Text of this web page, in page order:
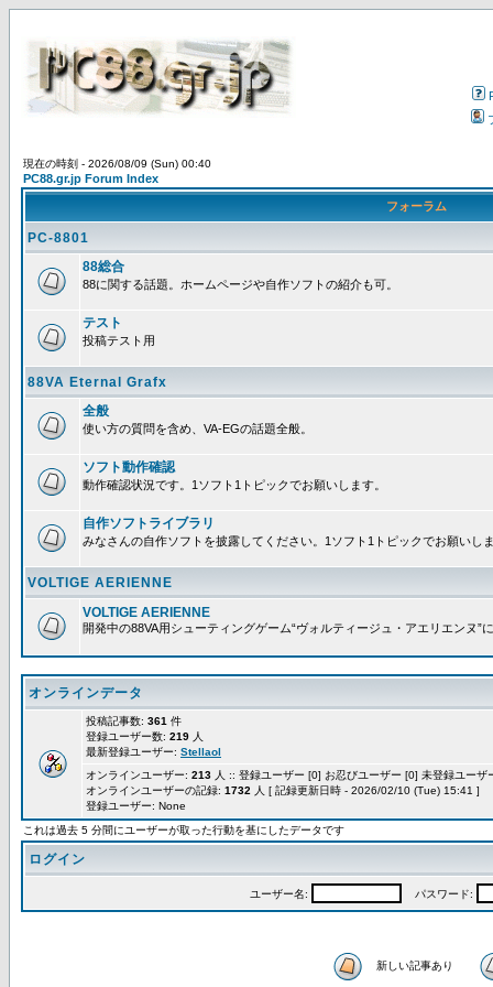
現在の時刻 - 2026/08/09 (Sun) 00:40
PC88.gr.jp Forum Index
フォーラム
PC-8801
88総合
88に関する話題。ホームページや自作ソフトの紹介も可。
テスト
投稿テスト用
88VA Eternal Grafx
全般
使い方の質問を含め、VA-EGの話題全般。
ソフト動作確認
動作確認状況です。1ソフト1トピックでお願いします。
自作ソフトライブラリ
みなさんの自作ソフトを披露してください。1ソフト1トピックでお願いし
VOLTIGE AERIENNE
VOLTIGE AERIENNE
開発中の88VA用シューティングゲーム“ヴォルティージュ・アエリエンヌ”
オンラインデータ
投稿記事数: 361 件
登録ユーザー数: 219 人
最新登録ユーザー: Stellaol
オンラインユーザー: 213 人 :: 登録ユーザー [0] お忍びユーザー [0] 未登録ユー
オンラインユーザーの記録: 1732 人 [ 記録更新日時 - 2026/02/10 (Tue) 15:41 ]
登録ユーザー: None
これは過去 5 分間にユーザーが取った行動を基にしたデータです
ログイン
ユーザー名: パスワード:
新しい記事あり